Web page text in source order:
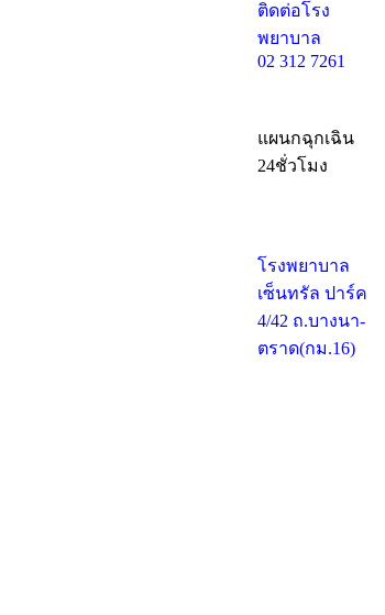
ติดต่อโรง
พยาบาล
02 312 7261
แผนกฉุกเฉิน
24ชั่วโมง
โรงพยาบาล
เซ็นทรัล ปาร์ค
4/42 ถ.บางนา-
ตราด(กม.16)